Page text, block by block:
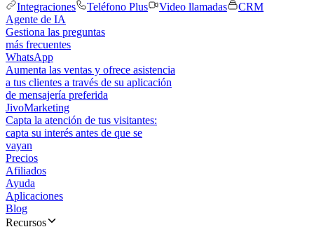
Integraciones
Teléfono Plus Video llamadas
CRM
Agente de IA
Gestiona las preguntas
más frecuentes
WhatsApp
Aumenta las ventas y ofrece asistencia
a tus clientes a través de su aplicación
de mensajería preferida
JivoMarketing
Capta la atención de tus visitantes:
capta su interés antes de que se
vayan
Precios
Afiliados
Ayuda
Aplicaciones
Blog
Recursos